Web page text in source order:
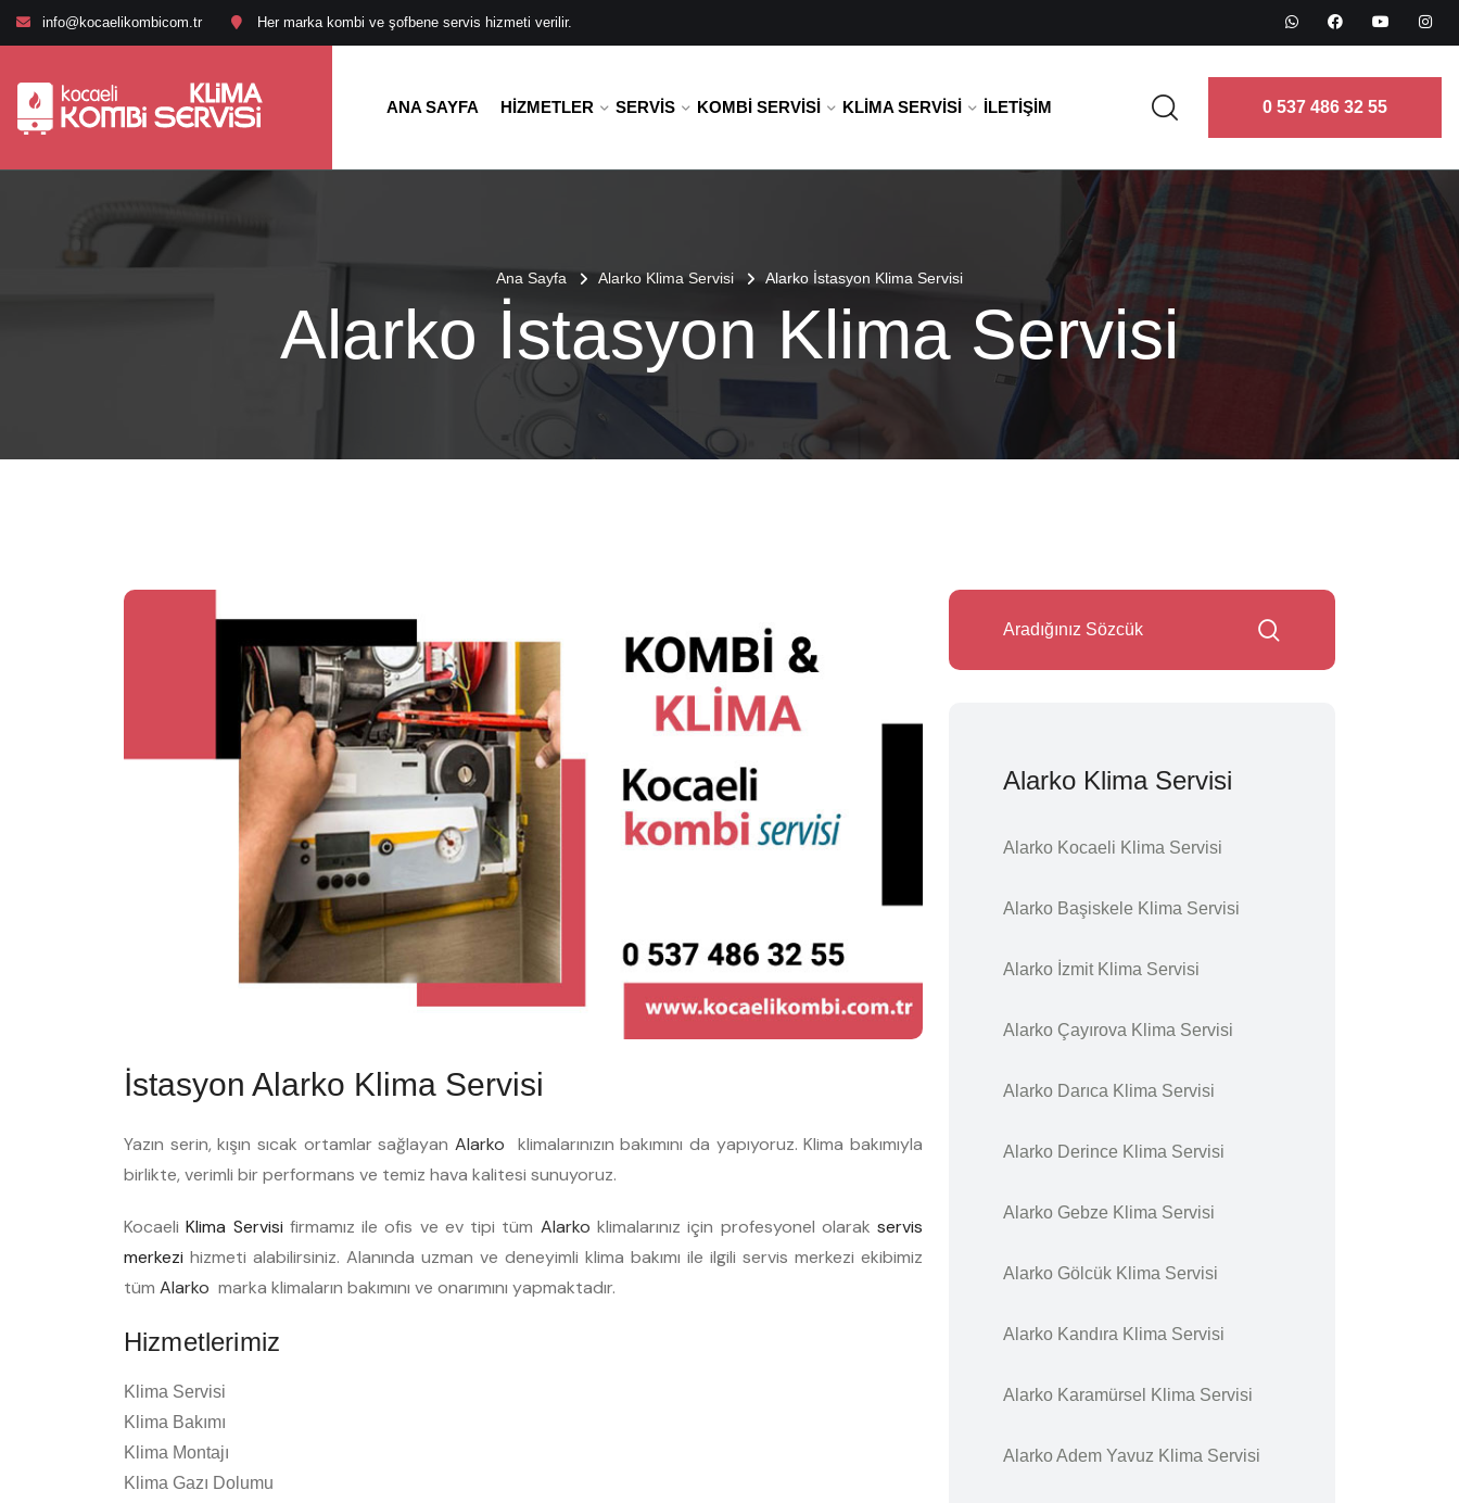
info@kocaelikombicom.tr Her marka kombi ve şofbene servis hizmeti verilir.
ANA SAYFA HIZMETLER SERVIS KOMBI SERVISI KLIMA SERVISI İLETIŞIM 0 537 486 32 55
Ana Sayfa Alarko Klima Servisi Alarko İstasyon Klima Servisi
Alarko İstasyon Klima Servisi
İstasyon Alarko Klima Servisi
Yazın serin, kışın sıcak ortamlar sağlayanAlarko klimalarınızın bakımını da yapıyoruz. Klima bakımıyla
birlikte, verimli bir performans ve temiz hava kalitesi sunuyoruz.
KocaeliKlima Servisi firmamız ile ofis ve ev tipi tüm Alarko klimalarınız için profesyonel olarakservis
merkezi hizmeti alabilirsiniz. Alanında uzman ve deneyimli klima bakımı ile ilgili servis merkezi ekibimiz
tüm Alarko marka klimaların bakımını ve onarımını yapmaktadır.
Hizmetlerimiz
Klima Servisi
Klima Bakımı
Klima Montajı
Klima Gazı Dolumu
Alarko Klima Servisi
Alarko Kocaeli Klima Servisi
Alarko Başiskele Klima Servisi
Alarko İzmit Klima Servisi
Alarko Çayırova Klima Servisi
Alarko Darıca Klima Servisi
Alarko Derince Klima Servisi
Alarko Gebze Klima Servisi
Alarko Gölcük Klima Servisi
Alarko Kandıra Klima Servisi
Alarko Karamürsel Klima Servisi
Alarko Adem Yavuz Klima Servisi